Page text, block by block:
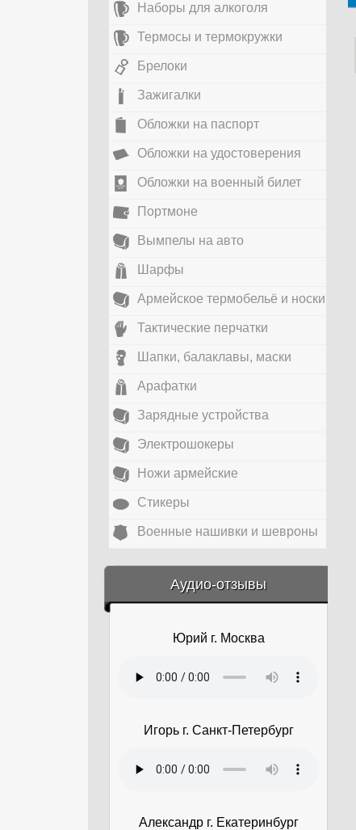
Наборы для алкоголя
Термосы и термокружки
Брелоки
Зажигалки
Обложки на паспорт
Обложки на удостоверения
Обложки на военный билет
Портмоне
Вымпелы на авто
Шарфы
Армейское термобельё и носки
Тактические перчатки
Шапки, балаклавы, маски
Арафатки
Зарядные устройства
Электрошокеры
Ножи армейские
Стикеры
Военные нашивки и шевроны
Аудио-отзывы
&amp;nbsp;
Юрий г. Москва
Игорь г. Санкт-Петербург
Александр г. Екатеринбург